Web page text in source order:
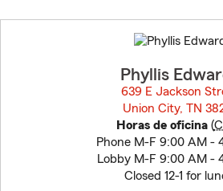
to
before
Phyllis
639 E Jackson
Union City, TN
Horas de oficina(
Phone M-F 9:00 AM -
Lobby M-F 9:00 AM -
Closed 12-1 for